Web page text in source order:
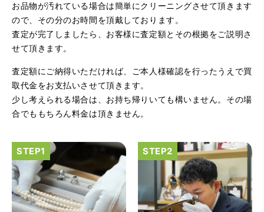
（大阪府大阪市）とてもプロな鑑定士さんがいて的確にア
なって頂いてありがとうございます! お店の雰囲気もやらし
さがなく、とても入ってゆっくりできる落ちついた敷居の
高いお店です。また鑑定士さんに会いたいです。
お品物が汚れている場合は簡単にクリーニングさせて頂きます
ので、その分のお時間を頂戴しております。
査定が完了しましたら、お客様に査定額とその根拠をご説明さ
せて頂きます。
査定額にご納得いただければ、ご本人様確認を行ったうえで買
取代金をお支払いさせて頂きます。
少し考えられる場合は、お持ち帰りいても構いません。その場
合でももちろん料金は頂きません。